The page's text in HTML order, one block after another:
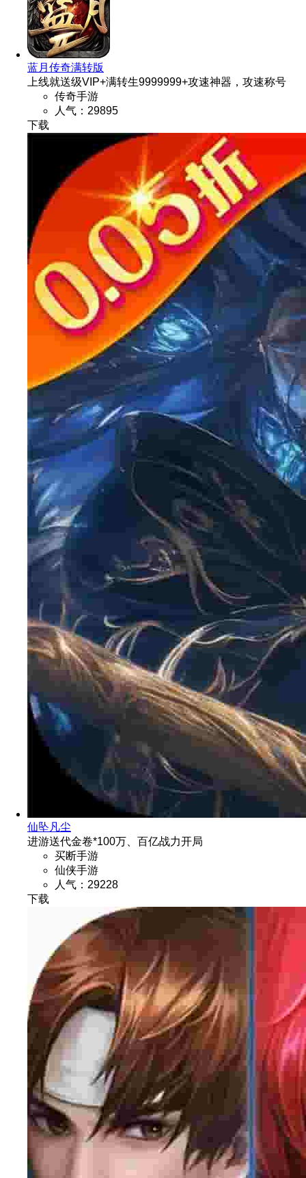
蓝月传奇满转版
上线就送级VIP+满转生9999999+攻速神器，攻速称号
传奇手游
人气：29895
仙坠凡尘
进游送代金卷*100万、百亿战力开局
买断手游
仙侠手游
人气：29228